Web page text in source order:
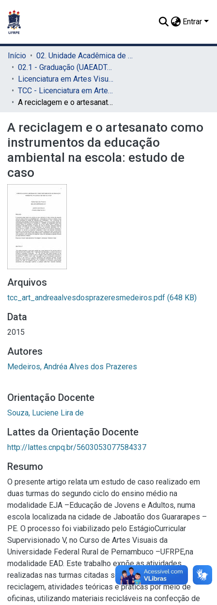
Entrar
Início
02. Unidade Acadêmica de Educação a Distância e Tecnologia (UAEADTec)
02.1 - Graduação (UAEADTec)
Licenciatura em Artes Visuais (UAEADTec)
TCC - Licenciatura em Artes Visuais (UAEADTec)
A reciclagem e o artesanato como instrumentos da educação ambiental na escola: estudo de caso
A reciclagem e o artesanato como
instrumentos da educação
ambiental na escola: estudo de
caso
Arquivos
tcc_art_andreaalvesdosprazeresmedeiros.pdf (648 KB)
Data
2015
Autores
Medeiros, Andréa Alves dos Prazeres
Orientação Docente
Souza, Luciene Lira de
Lattes da Orientação Docente
http://lattes.cnpq.br/5603053077584337
Resumo
O presente artigo relata um estudo de caso realizado em
duas turmas do segundo ciclo do ensino médio na
modalidade EJA –Educação de Jovens e Adultos, numa
escola localizada na cidade de Jaboatão dos Guararapes –
PE. O processo foi viabilizado pelo EstágioCurricular
Supervisionado V, no Curso de Artes Visuais da
Universidade Federal Rural de Pernambuco –UFRPE,na
modalidade EAD. Este trabalho expõe as atividades
realizadas nas turmas citadas sobre a temática da
reciclagem, atividades teóricas e práticas por meio de
oficinas, utilizando materiais recicláveis na confecção de